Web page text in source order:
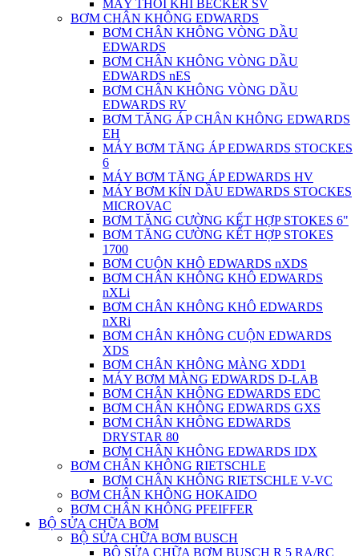
MÁY THỔI KHÍ BECKER SV
BƠM CHÂN KHÔNG EDWARDS
BƠM CHÂN KHÔNG VÒNG DẦU
EDWARDS
BƠM CHÂN KHÔNG VÒNG DẦU
EDWARDS nES
BƠM CHÂN KHÔNG VÒNG DẦU
EDWARDS RV
BƠM TĂNG ÁP CHÂN KHÔNG EDWARDS
EH
MÁY BƠM TĂNG ÁP EDWARDS STOCKES
6
MÁY BƠM TĂNG ÁP EDWARDS HV
MÁY BƠM KÍN DẦU EDWARDS STOCKES
MICROVAC
BƠM TĂNG CƯỜNG KẾT HỢP STOKES 6"
BƠM TĂNG CƯỜNG KẾT HỢP STOKES
1700
BƠM CUỘN KHÔ EDWARDS nXDS
BƠM CHÂN KHÔNG KHÔ EDWARDS
nXLi
BƠM CHÂN KHÔNG KHÔ EDWARDS
nXRi
BƠM CHÂN KHÔNG CUỘN EDWARDS
XDS
BƠM CHÂN KHÔNG MÀNG XDD1
MÁY BƠM MÀNG EDWARDS D-LAB
BƠM CHÂN KHÔNG EDWARDS EDC
BƠM CHÂN KHÔNG EDWARDS GXS
BƠM CHÂN KHÔNG EDWARDS
DRYSTAR 80
BƠM CHÂN KHÔNG EDWARDS IDX
BƠM CHÂN KHÔNG RIETSCHLE
BƠM CHÂN KHÔNG RIETSCHLE V-VC
BƠM CHÂN KHÔNG HOKAIDO
BƠM CHÂN KHÔNG PFEIFFER
BỘ SỬA CHỮA BƠM
BỘ SỬA CHỮA BƠM BUSCH
BỘ SỬA CHỮA BƠM BUSCH R 5 RA/RC